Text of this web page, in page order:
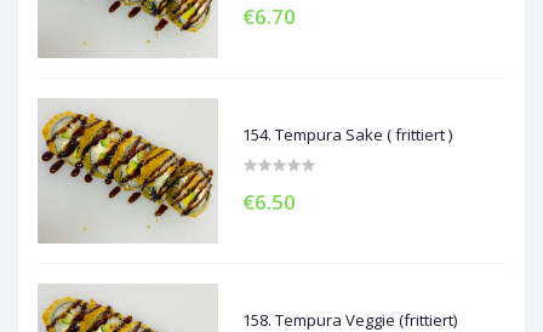
€6.70
154. Tempura Sake ( frittiert )
€6.50
158. Tempura Veggie (frittiert)